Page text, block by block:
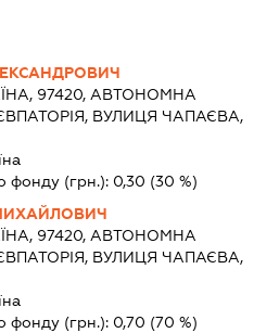
97420, АВТОНОМНА
ВУЛИЦЯ ЧАПАЄВА,
фонду (грн.): 0,30 (30 %)
97420, АВТОНОМНА
ВУЛИЦЯ ЧАПАЄВА,
фонду (грн.): 0,70 (70 %)